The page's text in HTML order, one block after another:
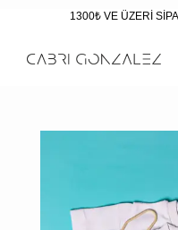
1300₺ VE ÜZERİ